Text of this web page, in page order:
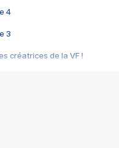
4
3
créatrices de la VF !